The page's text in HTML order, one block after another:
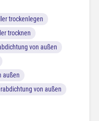
trockenlegen
trocknen
von außen
außen
von außen